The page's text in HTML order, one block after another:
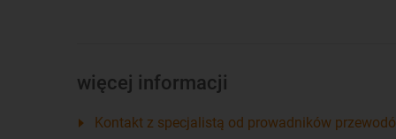
więcej informacji
Kontakt z specjalistą od prowadników